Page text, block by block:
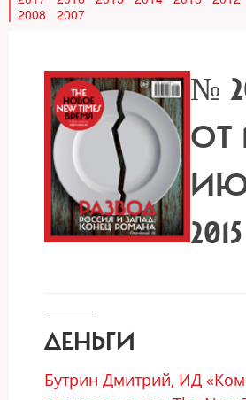
2008
2007
№
ОТ
ДЕНЬГИ
Бутрин Дмитрий, ИД